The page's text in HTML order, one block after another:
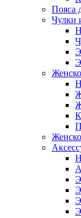
Пояса
Чулки